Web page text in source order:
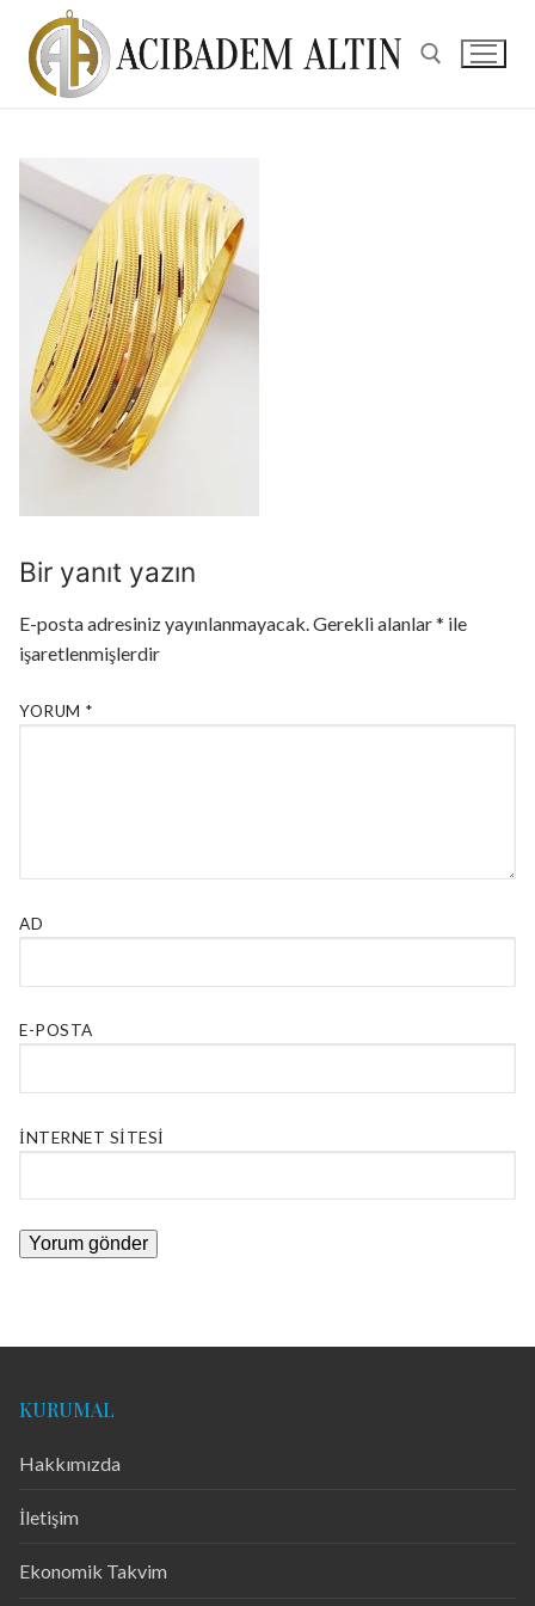
Bir yanıt yazın
E-posta adresiniz yayınlanmayacak. Gerekli alanlar* ile
işaretlenmişlerdir
YORUM *
AD
E-POSTA
İNTERNET SITESI
KURUMAL
Hakkımızda
İletişim
Ekonomik Takvim